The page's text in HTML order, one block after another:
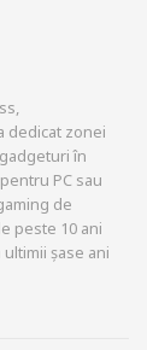
dedicat zonei
în
PC sau
de
peste 10 ani
șase ani